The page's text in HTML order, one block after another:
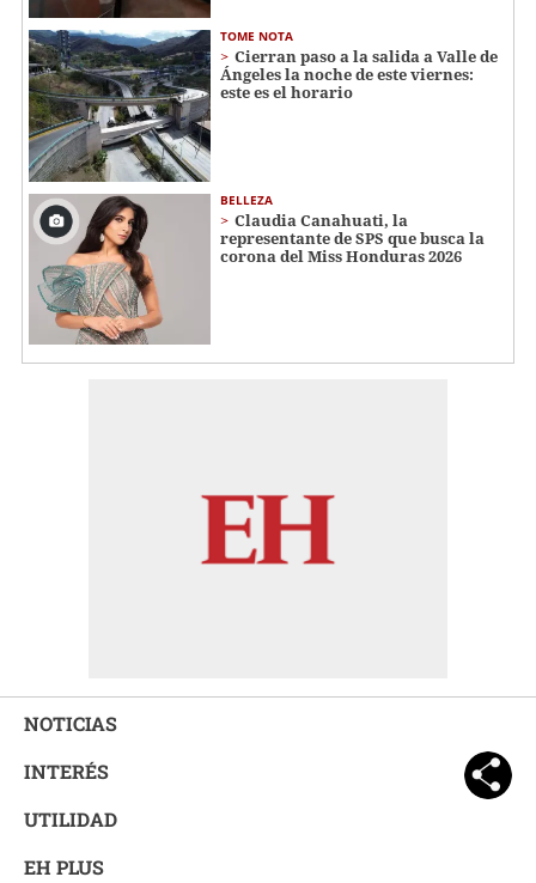
TOME NOTA
Cierran paso a la salida a Valle de
Ángeles la noche de este viernes:
este es el horario
BELLEZA
Claudia Canahuati, la
representante de SPS que busca la
corona del Miss Honduras 2026
NOTICIAS
INTERÉS
UTILIDAD
EH PLUS